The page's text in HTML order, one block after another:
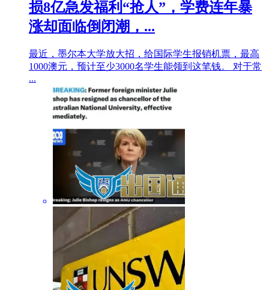
损8亿急发福利“抢人”，学费连年暴
涨却面临倒闭潮，...
最近，墨尔本大学放大招，给国际学生报销机票，最高
1000澳元，预计至少3000名学生能领到这笔钱。 对于常
...